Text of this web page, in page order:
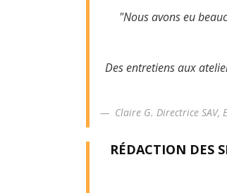
"Nous avons eu
Des entretiens aux
Claire G. Directrice SAV,
RÉDACTION DES